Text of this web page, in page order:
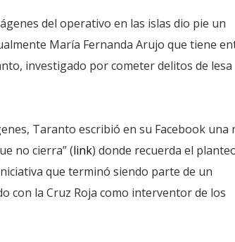
del operativo en las islas dio pie un
María Fernanda Arujo que tiene
investigado por cometer delitos de lesa
Taranto escribió en su Facebook una
no cierra” (link) donde recuerda el
que terminó siendo parte de un
con la Cruz Roja como interventor de los